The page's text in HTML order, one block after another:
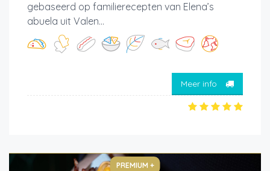
gebaseerd op familierecepten van Elena’s
abuela uit Valen...
Meer info
PREMIUM +